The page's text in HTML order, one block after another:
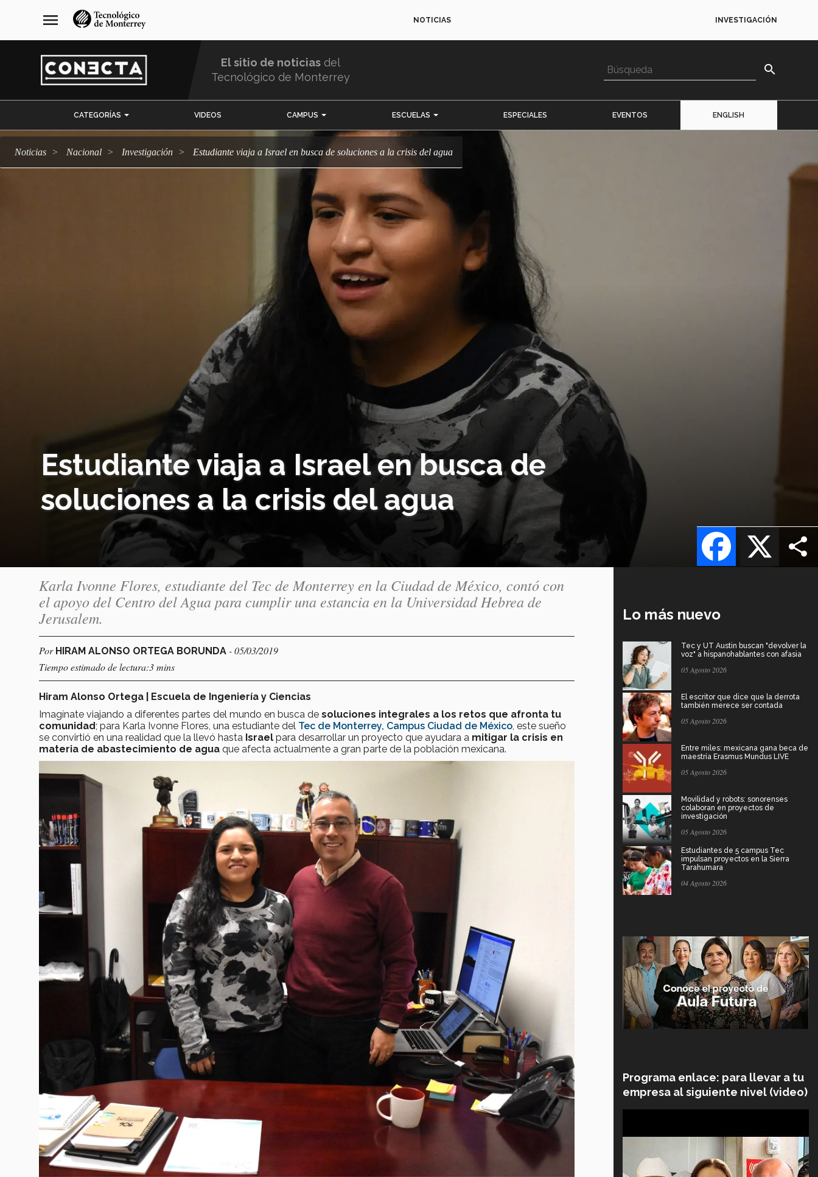
navegación
principal
menu NOTICIAS INVESTIGACIÓN
El sitio de noticias del
Tecnológico de Monterrey
search
CATEGORÍAS VIDEOS CAMPUS ESCUELAS ESPECIALES EVENTOS ENGLISH
Noticias Nacional Investigación Estudiante viaja a Israel en busca de soluciones a la crisis del agua
Estudiante viaja a Israel en busca de
soluciones a la crisis del agua
X
Facebook
Karla Ivonne Flores, estudiante del Tec de Monterrey en la Ciudad de México, contó con
el apoyo del Centro del Agua para cumplir una estancia en la Universidad Hebrea de
Jerusalem.
Por HIRAM ALONSO ORTEGA BORUNDA - 05/03/2019
Tiempo estimado de lectura:3 mins
Hiram Alonso Ortega | Escuela de Ingeniería y Ciencias
Imagínate viajando a diferentes partes del mundo en busca de soluciones integrales a los retos que afronta tu
comunidad; para Karla Ivonne Flores, una estudiante del Tec de Monterrey, Campus Ciudad de México , este sueño
se convirtió en una realidad que la llevó hasta Israel para desarrollar un proyecto que ayudara a mitigar la crisis en
materia de abastecimiento de agua que afecta actualmente a gran parte de la población mexicana.
Lo más nuevo
Tec y UT Austin buscan "devolver la
voz" a hispanohablantes con afasia
05 Agosto 2026
El escritor que dice que la derrota
también merece ser contada
05 Agosto 2026
Entre miles: mexicana gana beca de
maestría Erasmus Mundus LIVE
05 Agosto 2026
Movilidad y robots: sonorenses
colaboran en proyectos de
investigación
05 Agosto 2026
Estudiantes de 5 campus Tec
impulsan proyectos en la Sierra
Tarahumara
04 Agosto 2026
Programa enlace: para llevar a tu
empresa al siguiente nivel (video)